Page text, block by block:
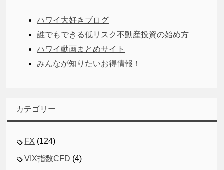
ハワイ大好きブログ
誰でもできる低リスク不動産投資の始め方
ハワイ動画まとめサイト
みんなが知りたいお得情報！
カテゴリー
FX (124)
VIX指数CFD (4)